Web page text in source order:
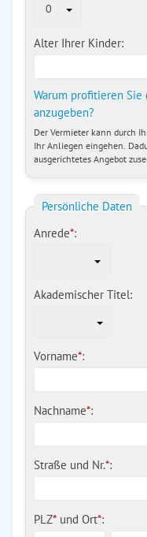
0
Alter Ihrer Kinder:
Warum profitieren Sie
anzugeben?
Der Vermieter kann durch Ihre
Ihr Anliegen eingehen.
ausgerichtetes Angebot
Persönliche Daten
Anrede*:
Akademischer Titel:
Vorname*:
Nachname*:
Straße und Nr.*:
PLZ* und Ort*: